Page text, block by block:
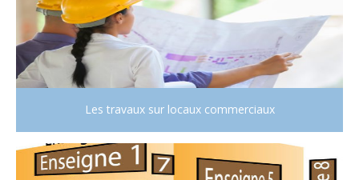
Les travaux sur locaux commerciaux